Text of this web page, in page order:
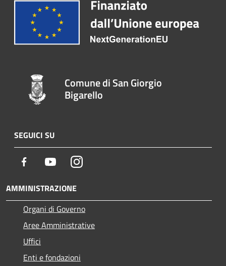
Comune di San Giorgio
Bigarello
SEGUICI SU
Facebook YoutubeInstagram
AMMINISTRAZIONE
Organi di Governo
Aree Amministrative
Uffici
Enti e fondazioni